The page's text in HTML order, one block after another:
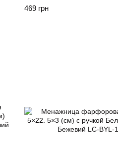
Золотистый
469 грн